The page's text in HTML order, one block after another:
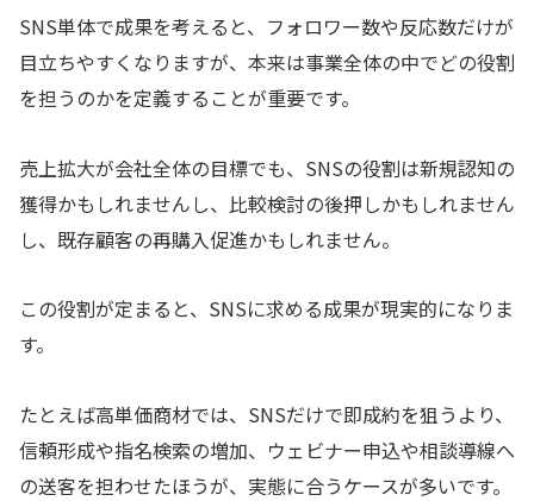
SNS単体で成果を考えると、フォロワー数や反応数だけが
目立ちやすくなりますが、本来は事業全体の中でどの役割
を担うのかを定義することが重要です。
売上拡大が会社全体の目標でも、SNSの役割は新規認知の
獲得かもしれませんし、比較検討の後押しかもしれません
し、既存顧客の再購入促進かもしれません。
この役割が定まると、SNSに求める成果が現実的になりま
す。
たとえば高単価商材では、SNSだけで即成約を狙うより、
信頼形成や指名検索の増加、ウェビナー申込や相談導線へ
の送客を担わせたほうが、実態に合うケースが多いです。